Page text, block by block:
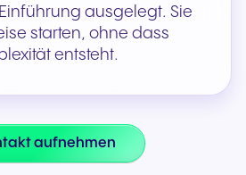
ausgelegt. Sie
starten, ohne dass
entsteht.
aufnehmen